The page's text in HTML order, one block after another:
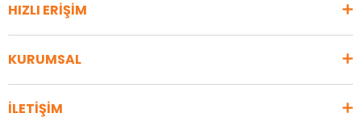
HIZLI ERİŞİM
KURUMSAL
İLETİŞİM